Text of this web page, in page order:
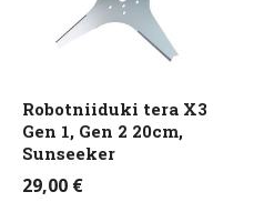
Robotniiduki tera X3
Gen 1, Gen 2 20cm,
Sunseeker
29,00 €